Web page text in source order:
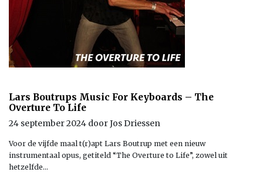
Lars Boutrups Music For Keyboards – The
Overture To Life
24 september 2024 door Jos Driessen
Voor de vijfde maal t(r)apt Lars Boutrup met een nieuw
instrumentaal opus, getiteld “The Overture to Life”, zowel uit
hetzelfde…